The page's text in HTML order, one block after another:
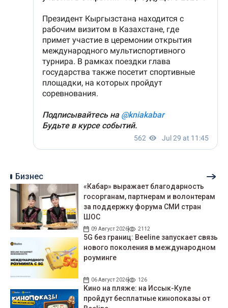
Бизнес
«Кабар» выражает благодарность
госорганам, партнерам и волонтерам
за поддержку форума СМИ стран
ШОС
09 Август 2026 2112
5G без границ: Beeline запускает связь
нового поколения в международном
роуминге
06 Август 2026 126
Кино на пляже: на Иссык-Куле
пройдут беcплатные кинопоказы от